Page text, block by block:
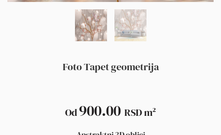
Foto Tapet geometrija
Od900.00 RSDm²